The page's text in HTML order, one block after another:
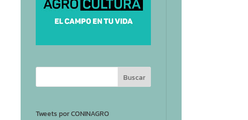
Tweets por CONINAGRO